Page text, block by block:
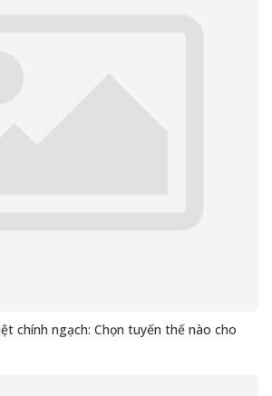
chính ngạch: Chọn tuyến thế nào cho